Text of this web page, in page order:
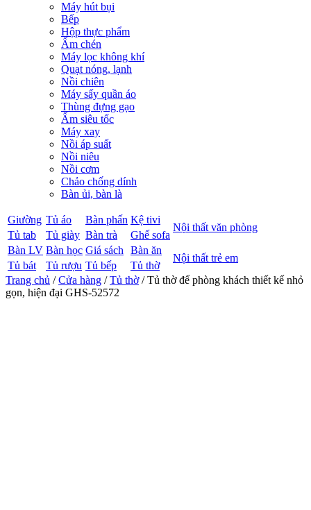
Máy hút bụi
Bếp
Hộp thực phẩm
Ấm chén
Máy lọc không khí
Quạt nóng, lạnh
Nồi chiên
Máy sấy quần áo
Thùng đựng gạo
Ấm siêu tốc
Máy xay
Nồi áp suất
Nồi niêu
Nồi cơm
Chảo chống dính
Bàn ủi, bàn là
Giường Tủ áo Bàn phấn Kệ tivi
Nội thất văn phòng
Tủ tab Tủ giày Bàn trà
Ghế sofa
Bàn LV Bàn học Giá sách Bàn ăn
Nội thất trẻ em
Tủ bát Tủ rượu Tủ bếp
Tủ thờ
Trang chủ /Cửa hàng /Tủ thờ/ Tủ thờ để phòng khách thiết kế nhỏ
gọn, hiện đại GHS-52572